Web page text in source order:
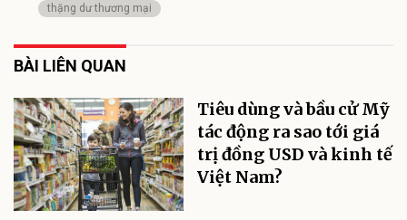
thặng dư thương mại
BÀI LIÊN QUAN
Tiêu dùng và bầu cử Mỹ
tác động ra sao tới giá
trị đồng USD và kinh tế
Việt Nam?